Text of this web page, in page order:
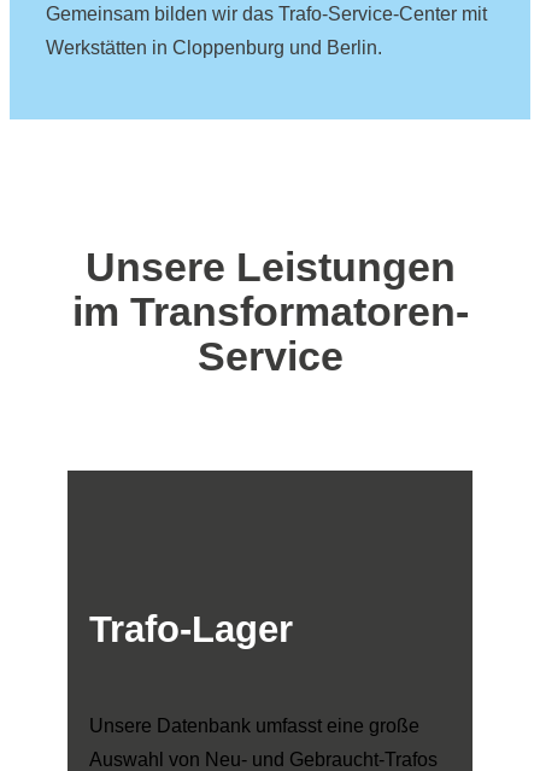
Gemeinsam bilden wir das Trafo-Service-Center mit
Werkstätten in Cloppenburg und Berlin.
Unsere Leistungen
im Transformatoren-
Service
Trafo-Lager
Unsere Datenbank umfasst eine große
Auswahl von Neu- und Gebraucht-Trafos